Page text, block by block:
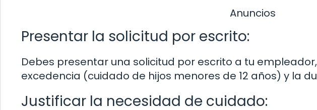
Anuncios
Presentar la solicitud por escrito:
Debes presentar una solicitud por escrito a tu
excedencia (cuidado de hijos menores de 12 años) y la
Justificar la necesidad de cuidado: